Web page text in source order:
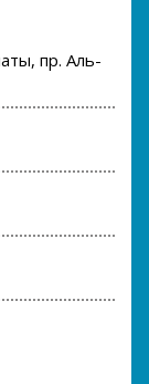
пр. Аль-